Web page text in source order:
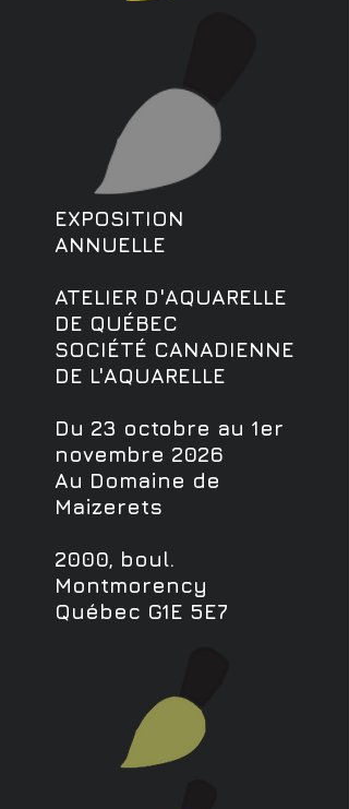
EXPOSITION
ANNUELLE
ATELIER D'AQUARELLE
DE QUÉBEC
SOCIÉTÉ CANADIENNE
DE L'AQUARELLE
Du 23 octobre au 1er
novembre 2026
Au Domaine de
Maizerets
2000, boul.
Montmorency
Québec G1E 5E7​